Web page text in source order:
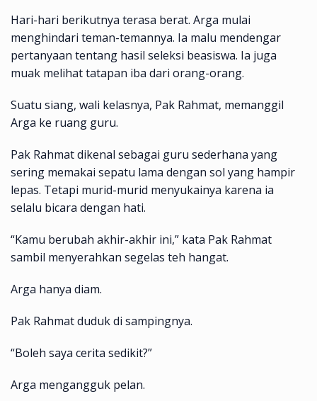
Hari-hari berikutnya terasa berat. Arga mulai
menghindari teman-temannya. Ia malu mendengar
pertanyaan tentang hasil seleksi beasiswa. Ia juga
muak melihat tatapan iba dari orang-orang.
Suatu siang, wali kelasnya, Pak Rahmat, memanggil
Arga ke ruang guru.
Pak Rahmat dikenal sebagai guru sederhana yang
sering memakai sepatu lama dengan sol yang hampir
lepas. Tetapi murid-murid menyukainya karena ia
selalu bicara dengan hati.
“Kamu berubah akhir-akhir ini,” kata Pak Rahmat
sambil menyerahkan segelas teh hangat.
Arga hanya diam.
Pak Rahmat duduk di sampingnya.
“Boleh saya cerita sedikit?”
Arga mengangguk pelan.